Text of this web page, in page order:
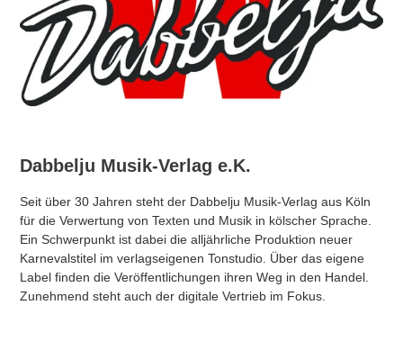
Dabbelju Musik-Verlag e.K.
Seit über 30 Jahren steht der Dabbelju Musik-Verlag aus Köln
für die Verwertung von Texten und Musik in kölscher Sprache.
Ein Schwerpunkt ist dabei die alljährliche Produktion neuer
Karnevalstitel im verlagseigenen Tonstudio. Über das eigene
Label finden die Veröffentlichungen ihren Weg in den Handel.
Zunehmend steht auch der digitale Vertrieb im Fokus.